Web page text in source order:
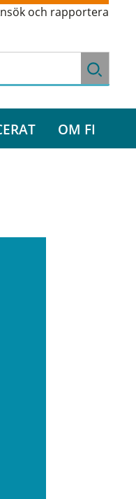
och rapportera
OM FI